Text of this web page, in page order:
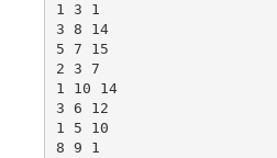
1 3 1
3 8 14
5 7 15
2 3 7
1 10 14
3 6 12
1 5 10
8 9 1